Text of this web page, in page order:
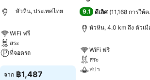
หัวหิน, ประเทศไทย
WiFi ฟรี
สระ
ที่จอดรถ
ดูราคา
จาก ฿1,487
9.1 ดีเลิศ (11,168 การให้
หัวหิน, 4.0 km ถึง ตัวเมื
WiFi ฟรี
สระ
สปา